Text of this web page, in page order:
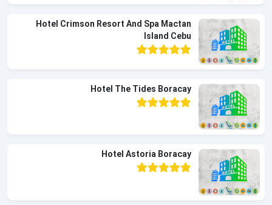
Hotel Crimson Resort And Spa Mactan
Island Cebu
Hotel The Tides Boracay
Hotel Astoria Boracay